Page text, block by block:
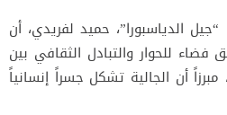
الدياسبورا”، حميد لفريدي، أن
للحوار والتبادل الثقافي بين
مبرزاً أن الجالية تشكل جسراً إنسانياً